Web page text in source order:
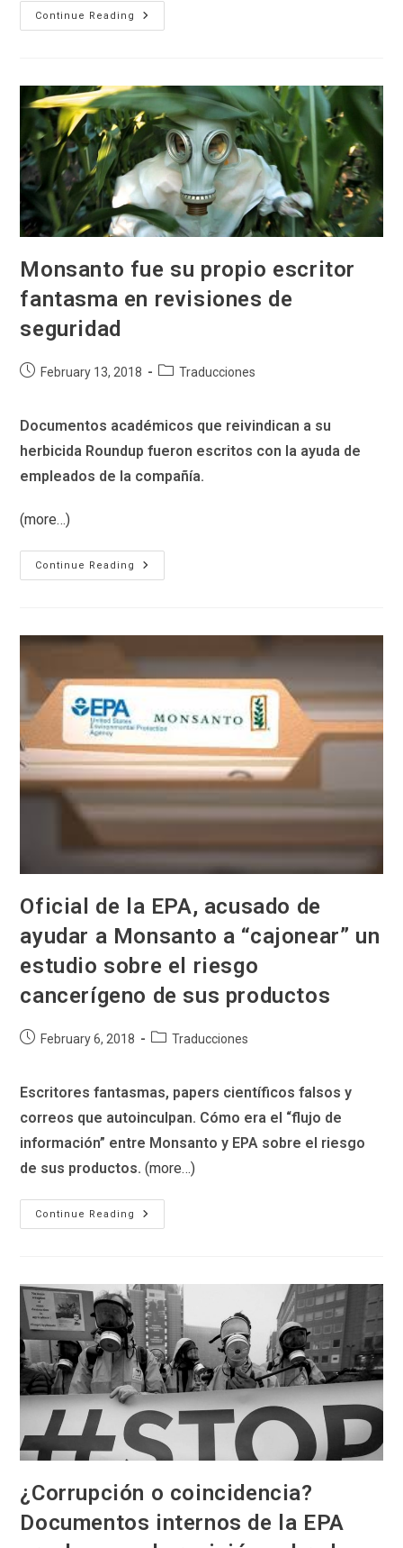
Continue Reading
Monsanto
Al
Lograr
La
Retractación
Del
Estudio
Séralini
Monsanto fue su propio escritor
fantasma en revisiones de
seguridad
PostFebruary 13, 2018
PostTraducciones
Documentos académicos que reivindican a su
herbicida Roundup fueron escritos con la ayuda de
empleados de la compañía.
(more…)
Continue Reading
Monsanto
Fue
Seguridad
Oficial de la EPA, acusado de
ayudar a Monsanto a “cajonear” un
estudio sobre el riesgo
cancerígeno de sus productos
PostFebruary 6, 2018
PostTraducciones
Escritores fantasmas, papers científicos falsos y
correos que autoinculpan. Cómo era el “flujo de
información” entre Monsanto y EPA sobre el riesgo
de sus productos. (more…)
Continue Reading
Oficial
De
Ayudar
Monsanto
A
“cajonear”
Un
Estudio
Sobre
El
Riesgo
Cancerígeno
De
Sus
Productos
¿Corrupción o coincidencia?
Documentos internos de la EPA